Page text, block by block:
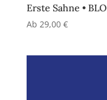
Erste Sahne • BLO
Ab 29,00 €